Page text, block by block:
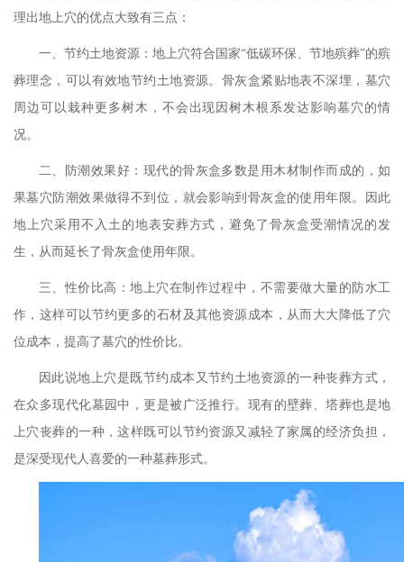
理出地上穴的优点大致有三点：
一、节约土地资源：地上穴符合国家“低碳环保、节地殡葬”的殡
葬理念，可以有效地节约土地资源。骨灰盒紧贴地表不深埋，墓穴
周边可以栽种更多树木，不会出现因树木根系发达影响墓穴的情
况。
二、防潮效果好：现代的骨灰盒多数是用木材制作而成的，如
果墓穴防潮效果做得不到位，就会影响到骨灰盒的使用年限。因此
地上穴采用不入土的地表安葬方式，避免了骨灰盒受潮情况的发
生，从而延长了骨灰盒使用年限。
三、性价比高：地上穴在制作过程中，不需要做大量的防水工
作，这样可以节约更多的石材及其他资源成本，从而大大降低了穴
位成本，提高了墓穴的性价比。
因此说地上穴是既节约成本又节约土地资源的一种丧葬方式，
在众多现代化墓园中，更是被广泛推行。现有的壁葬、塔葬也是地
上穴丧葬的一种，这样既可以节约资源又减轻了家属的经济负担，
是深受现代人喜爱的一种墓葬形式。